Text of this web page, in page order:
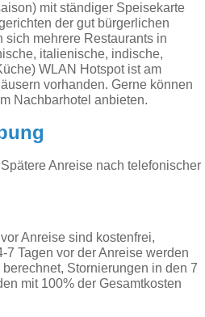
mit ständiger Speisekarte
der gut bürgerlichen
sich mehrere Restaurants in
italienische, indische,
WLAN Hotspot ist am
vorhanden. Gerne können
Nachbarhotel anbieten.
Anreise nach telefonischer
Anreise sind kostenfrei,
Tagen vor der Anreise werden
Stornierungen in den 7
mit 100% der Gesamtkosten